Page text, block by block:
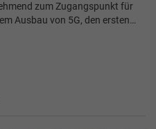
zum Zugangspunkt für
Ausbau von 5G, den ersten…